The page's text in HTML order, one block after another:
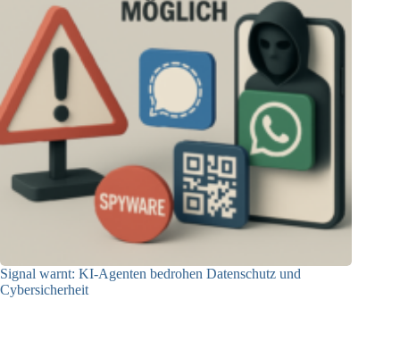
Signal warnt: KI-Agenten bedrohen Datenschutz und
Cybersicherheit